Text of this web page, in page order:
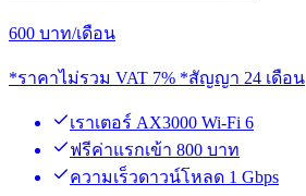
600 บาท/เดือน
*ราคาไม่รวม VAT 7% *สัญญา 24 เดือน
เราเตอร์ AX3000 Wi-Fi 6
ฟรีค่าแรกเข้า 800 บาท
ความเร็วดาวน์โหลด 1 Gbps